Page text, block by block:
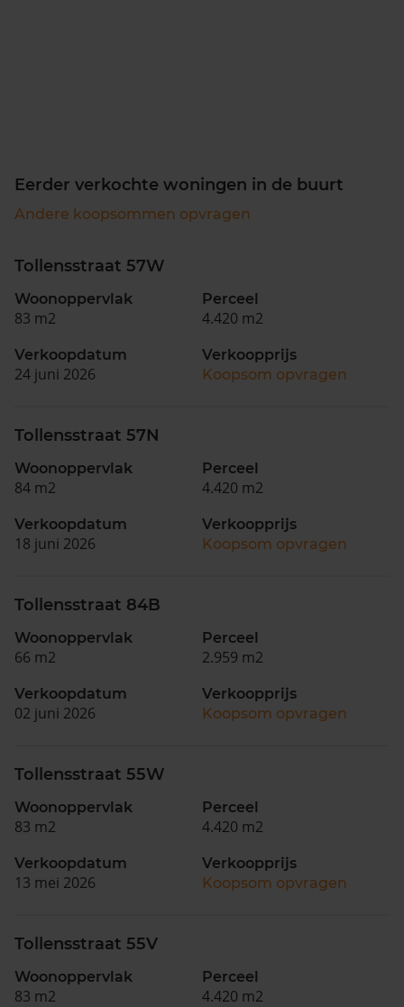
Eerder verkochte woningen in de buurt
Andere koopsommen opvragen
Tollensstraat 57W
Woonoppervlak
83 m2
Perceel
4.420 m2
Verkoopdatum
24 juni 2026
Verkoopprijs
Koopsom opvragen
Tollensstraat 57N
Woonoppervlak
84 m2
Perceel
4.420 m2
Verkoopdatum
18 juni 2026
Verkoopprijs
Koopsom opvragen
Tollensstraat 84B
Woonoppervlak
66 m2
Perceel
2.959 m2
Verkoopdatum
02 juni 2026
Verkoopprijs
Koopsom opvragen
Tollensstraat 55W
Woonoppervlak
83 m2
Perceel
4.420 m2
Verkoopdatum
13 mei 2026
Verkoopprijs
Koopsom opvragen
Tollensstraat 55V
Woonoppervlak
83 m2
Perceel
4.420 m2